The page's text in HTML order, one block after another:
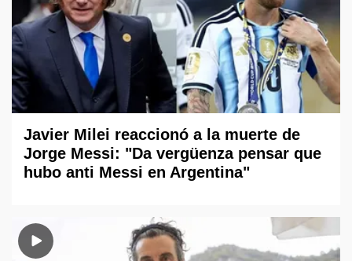
Javier Milei reaccionó a la muerte de
Jorge Messi: "Da vergüenza pensar que
hubo anti Messi en Argentina"